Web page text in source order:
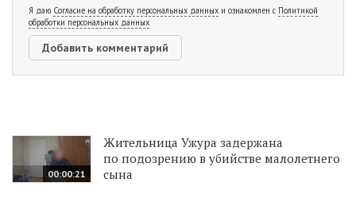
Я даю Согласие на обработку персональных данных и ознакомлен с Политикой
обработки персональных данных
00:00:21
Жительница Ужура задержана
по подозрению в убийстве малолетнего
сына